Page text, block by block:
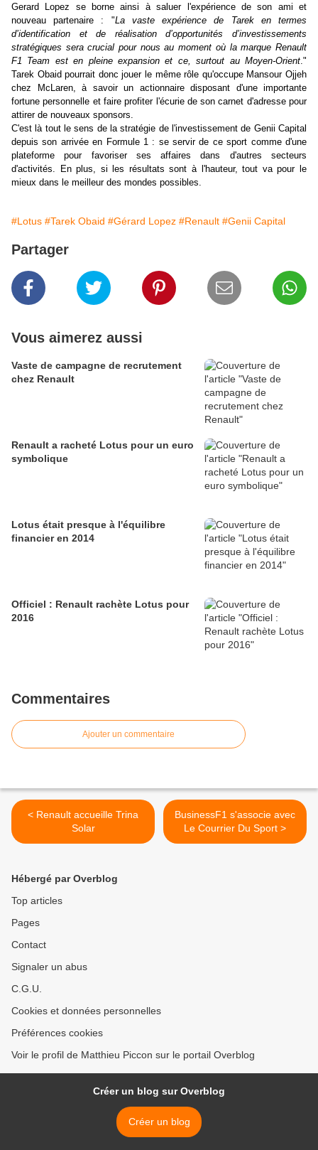
Gerard Lopez se borne ainsi à saluer l'expérience de son ami et
nouveau partenaire : "La vaste expérience de Tarek en termes
d’identification et de réalisation d’opportunités d’investissements
stratégiques sera crucial pour nous au moment où la marque Renault
F1 Team est en pleine expansion et ce, surtout au Moyen-Orient."
Tarek Obaid pourrait donc jouer le même rôle qu'occupe Mansour Ojjeh
chez McLaren, à savoir un actionnaire disposant d'une importante
fortune personnelle et faire profiter l'écurie de son carnet d'adresse pour
attirer de nouveaux sponsors.
C'est là tout le sens de la stratégie de l'investissement de Genii Capital
depuis son arrivée en Formule 1 : se servir de ce sport comme d'une
plateforme pour favoriser ses affaires dans d'autres secteurs
d'activités. En plus, si les résultats sont à l'hauteur, tout va pour le
mieux dans le meilleur des mondes possibles.
#Lotus #Tarek Obaid #Gérard Lopez #Renault #Genii Capital
Partager
Vous aimerez aussi
Vaste de campagne de recrutement
chez Renault
Renault a racheté Lotus pour un euro
symbolique
Lotus était presque à l'équilibre
financier en 2014
Officiel : Renault rachète Lotus pour
2016
Commentaires
Ajouter un commentaire
< Renault accueille Trina
Solar
BusinessF1 s'associe avec
Le Courrier Du Sport >
Hébergé par Overblog
Top articles
Pages
Contact
Signaler un abus
C.G.U.
Cookies et données personnelles
Préférences cookies
Voir le profil de Matthieu Piccon sur le portail Overblog
Créer un blog sur Overblog
Créer un blog